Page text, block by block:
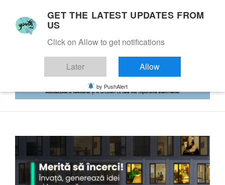
GET THE LATEST UPDATES FROM
US
Click on Allow to get notifications
Later Allow
by PushAlert